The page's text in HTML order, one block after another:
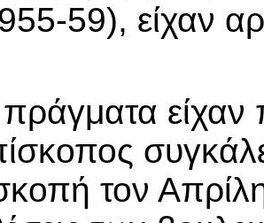
59), είχαν
είχαν
τον